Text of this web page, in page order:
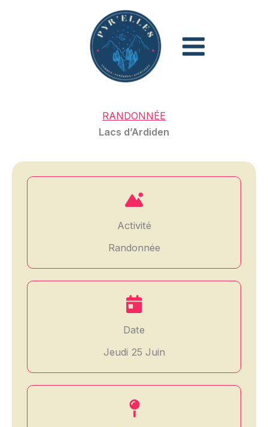
RANDONNÉE
Lacs d’Ardiden
Activité
Randonnée
Date
Jeudi 25 Juin